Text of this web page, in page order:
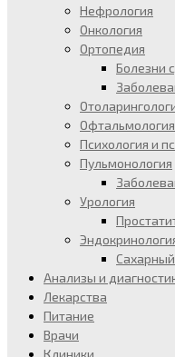
Нефрология
Онкология
Ортопедия
Болезни
Офтальмология
Психология и
Пульмонология
Урология
Анализы и
Лекарства
Питание
Врачи
Клиники